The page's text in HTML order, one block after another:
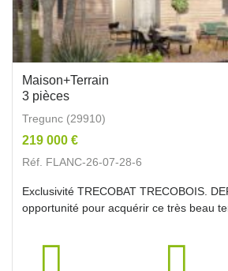
Maison+Terrain
3 pièces
Tregunc (29910)
219 000 €
Réf. FLANC-26-07-28-6
Exclusivité TRECOBAT TRECOBOIS.
opportunité pour acquérir ce très beau